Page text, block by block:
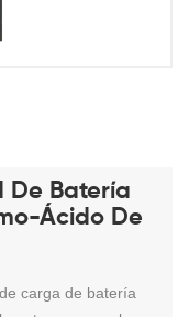
De Batería
Ácido De
carga de batería